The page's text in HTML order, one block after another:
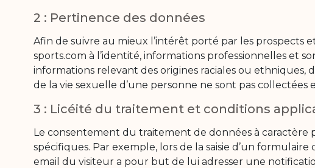
2 : Pertinence des données
Afin de suivre au mieux l’intérêt porté par les prospects
sports.com à l’identité, informations professionnelles et
informations relevant des origines raciales ou ethniques,
de la vie sexuelle d’une personne ne sont pas collectées
3 : Licéité du traitement et conditions
Le consentement du traitement de données à
spécifiques. Par exemple, lors de la saisie d’un
email du visiteur a pour but de lui adresser une